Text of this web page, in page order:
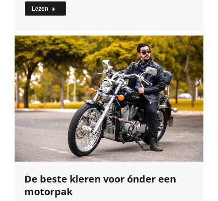
Lezen
De beste kleren voor ónder een
motorpak